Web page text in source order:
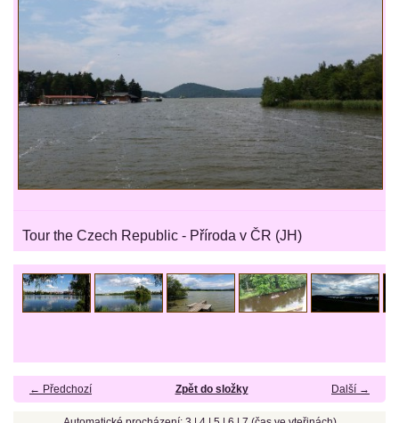
Tour the Czech Republic - Příroda v ČR (JH)
← Předchozí Další →
Zpět do složky